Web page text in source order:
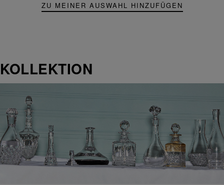
ZU MEINER AUSWAHL HINZUFÜGEN
KOLLEKTION